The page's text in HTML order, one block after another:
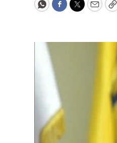
WhatsApp
Facebook
Twitter